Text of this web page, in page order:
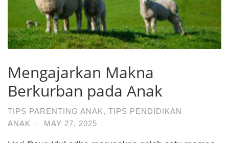
Mengajarkan Makna
Berkurban pada Anak
TIPS PARENTING ANAK, TIPS PENDIDIKAN
ANAK
· MAY 27, 2025